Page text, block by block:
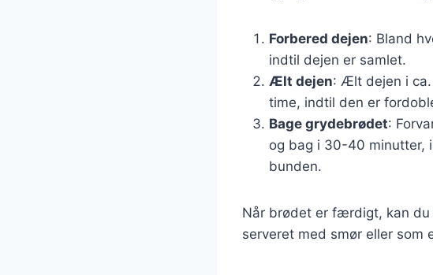
Forbered dejen: Bland
indtil dejen er samlet.
Ælt dejen: Ælt dejen i ca.
time, indtil den er
Bage grydebrødet:
og bag i 30-40 minutter,
bunden.
Når brødet er færdigt, kan
serveret med smør eller som